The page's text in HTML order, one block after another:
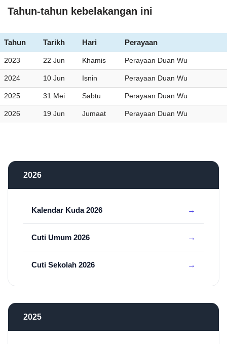
Tahun-tahun kebelakangan ini
Tahun Tarikh Hari Perayaan
2023 22 Jun Khamis Perayaan Duan Wu
2024 10 Jun Isnin Perayaan Duan Wu
2025 31 Mei Sabtu Perayaan Duan Wu
2026 19 Jun Jumaat Perayaan Duan Wu
2026
Kalendar Kuda 2026
Cuti Umum 2026
Cuti Sekolah 2026
2025